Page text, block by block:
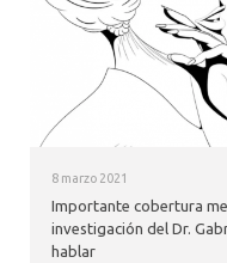
8 marzo 2021
Importante cobertura
investigación del Dr.
hablar